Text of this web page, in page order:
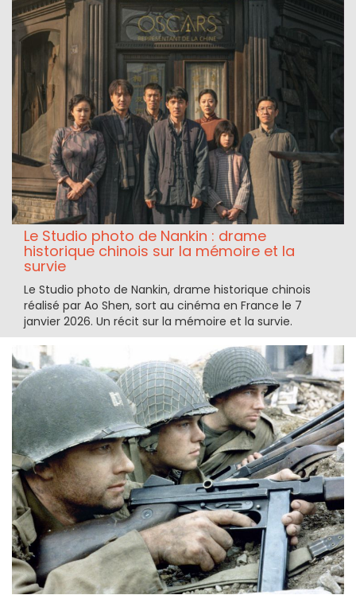
Le Studio photo de Nankin : drame
historique chinois sur la mémoire et la
survie
Le Studio photo de Nankin, drame historique chinois
réalisé par Ao Shen, sort au cinéma en France le 7
janvier 2026. Un récit sur la mémoire et la survie.